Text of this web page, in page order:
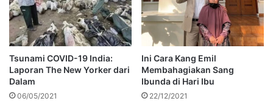
Tsunami COVID-19 India:
Laporan The New Yorker dari
Dalam
06/05/2021
Ini Cara Kang Emil
Membahagiakan Sang
Ibunda di Hari Ibu
22/12/2021